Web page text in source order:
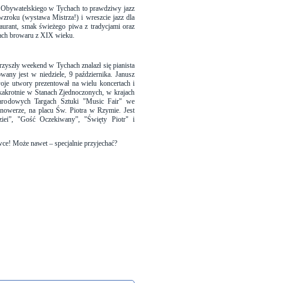
w Tychach to prawdziwy jazz
(wystawa Mistrza!) i wreszcie jazz dla
smak świeżego piwa z tradycjami oraz
browaru z XIX wieku.
weekend w Tychach znalazł się pianista
jest w niedziele, 9 października. Janusz
utwory prezentował na wielu koncertach i
w Stanach Zjednoczonych, w krajach
Targach Sztuki "Music Fair" we
na placu Św. Piotra w Rzymie. Jest
"Gość Oczekiwany”, "Święty Piotr" i
Może nawet – specjalnie przyjechać?